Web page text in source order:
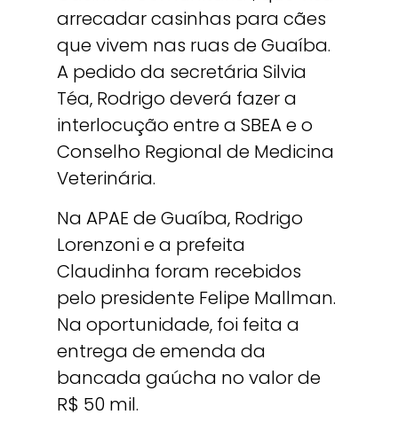
arrecadar casinhas para cães
que vivem nas ruas de Guaíba.
A pedido da secretária Silvia
Téa, Rodrigo deverá fazer a
interlocução entre a SBEA e o
Conselho Regional de Medicina
Veterinária.
Na APAE de Guaíba, Rodrigo
Lorenzoni e a prefeita
Claudinha foram recebidos
pelo presidente Felipe Mallman.
Na oportunidade, foi feita a
entrega de emenda da
bancada gaúcha no valor de
R$ 50 mil.